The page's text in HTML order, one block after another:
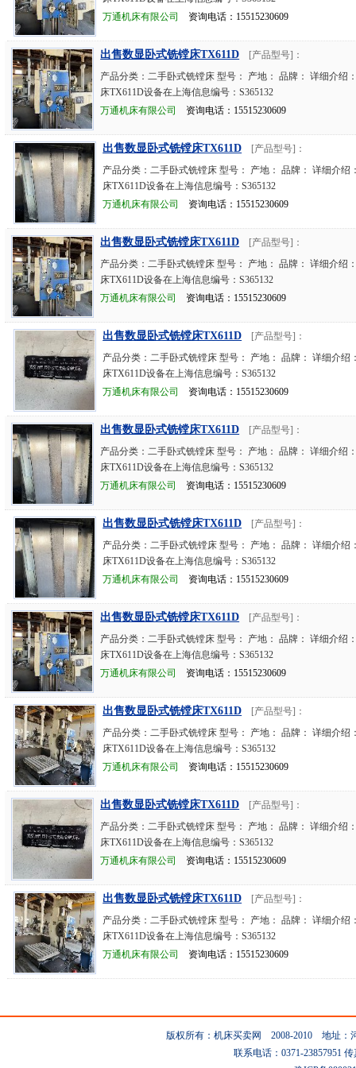
万通机床有限公司
资询电话：15515230609
出售数显卧式铣镗床TX611D
[产品型号]：
产品分类：二手卧式铣镗床 型号： 产地： 品牌： 详细介绍
床TX611D设备在上海信息编号：S365132
万通机床有限公司
资询电话：15515230609
出售数显卧式铣镗床TX611D
[产品型号]：
产品分类：二手卧式铣镗床 型号： 产地： 品牌： 详细介绍
床TX611D设备在上海信息编号：S365132
万通机床有限公司
资询电话：15515230609
出售数显卧式铣镗床TX611D
[产品型号]：
产品分类：二手卧式铣镗床 型号： 产地： 品牌： 详细介绍
床TX611D设备在上海信息编号：S365132
万通机床有限公司
资询电话：15515230609
出售数显卧式铣镗床TX611D
[产品型号]：
产品分类：二手卧式铣镗床 型号： 产地： 品牌： 详细介绍
床TX611D设备在上海信息编号：S365132
万通机床有限公司
资询电话：15515230609
出售数显卧式铣镗床TX611D
[产品型号]：
产品分类：二手卧式铣镗床 型号： 产地： 品牌： 详细介绍
床TX611D设备在上海信息编号：S365132
万通机床有限公司
资询电话：15515230609
出售数显卧式铣镗床TX611D
[产品型号]：
产品分类：二手卧式铣镗床 型号： 产地： 品牌： 详细介绍
床TX611D设备在上海信息编号：S365132
万通机床有限公司
资询电话：15515230609
出售数显卧式铣镗床TX611D
[产品型号]：
产品分类：二手卧式铣镗床 型号： 产地： 品牌： 详细介绍
床TX611D设备在上海信息编号：S365132
万通机床有限公司
资询电话：15515230609
出售数显卧式铣镗床TX611D
[产品型号]：
产品分类：二手卧式铣镗床 型号： 产地： 品牌： 详细介绍
床TX611D设备在上海信息编号：S365132
万通机床有限公司
资询电话：15515230609
出售数显卧式铣镗床TX611D
[产品型号]：
产品分类：二手卧式铣镗床 型号： 产地： 品牌： 详细介绍
床TX611D设备在上海信息编号：S365132
万通机床有限公司
资询电话：15515230609
出售数显卧式铣镗床TX611D
[产品型号]：
产品分类：二手卧式铣镗床 型号： 产地： 品牌： 详细介绍
床TX611D设备在上海信息编号：S365132
万通机床有限公司
资询电话：15515230609
版权所有：机床买卖网 2008-2010 地址：
联系电话：0371-23857951